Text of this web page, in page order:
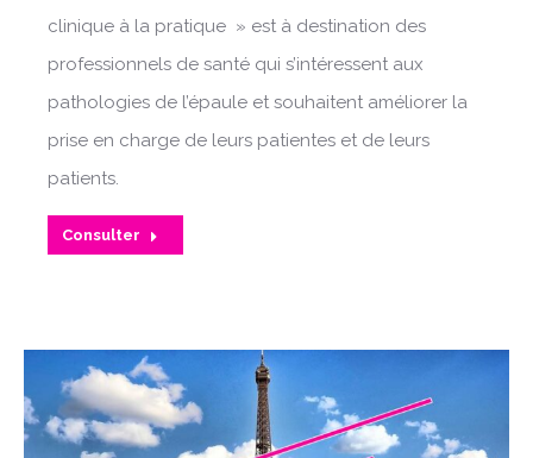
clinique à la pratique » est à destination des
professionnels de santé qui s’intéressent aux
pathologies de l’épaule et souhaitent améliorer la
prise en charge de leurs patientes et de leurs
patients.
Consulter